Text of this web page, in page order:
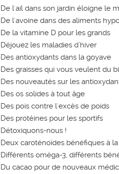
De l'ail dans son jardin éloigne le
De l'avoine dans des aliments
De la vitamine D pour les grands
Déjouez les maladies d’hiver
Des antioxydants dans la goyave
Des graisses qui vous veulent du
Des nouveautés sur les
Des os solides à tout âge
Des pois contre l'excès de poids
Des protéines pour les sportifs
Détoxiquons-nous !
Deux caroténoïdes bénéfiques à
Différents oméga-3, différents
Du cacao pour de nouveaux